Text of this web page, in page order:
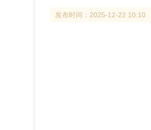
发布时间： 2025-12-22 10:10